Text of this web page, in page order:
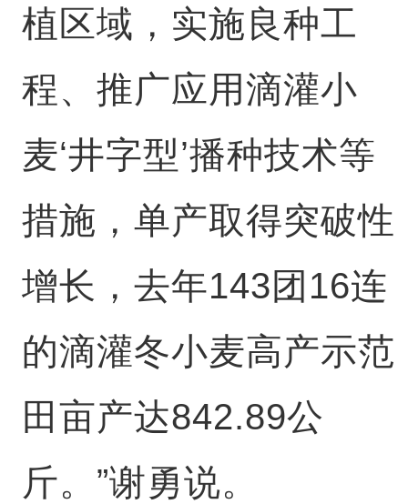
植区域，实施良种工
程、推广应用滴灌小
麦‘井字型’播种技术等
措施，单产取得突破性
增长，去年143团16连
的滴灌冬小麦高产示范
田亩产达842.89公
斤。”谢勇说。